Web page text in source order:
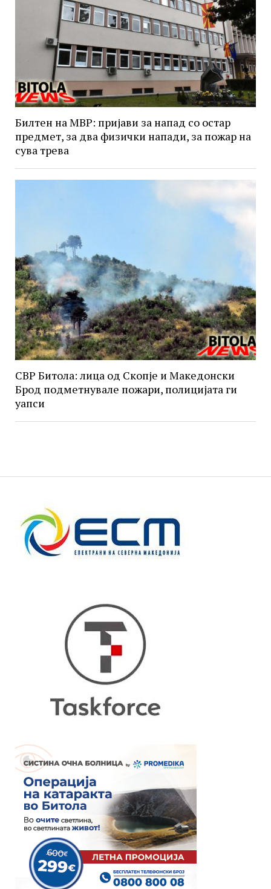
Билтен на МВР: пријави за напад со остар
предмет, за два физички напади, за пожар на
сува трева
СВР Битола: лица од Скопје и Македонски
Брод подметнувале пожари, полицијата ги
уапси